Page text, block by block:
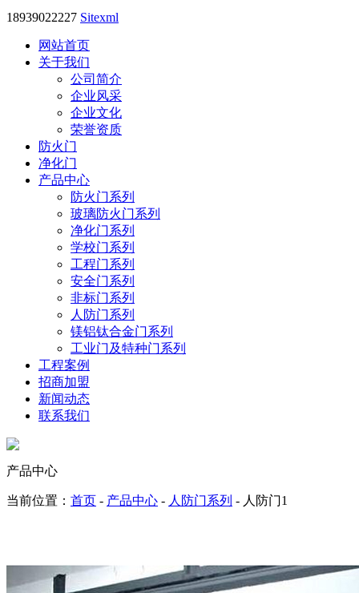
18939022227 Sitexml
网站首页
关于我们
公司简介
企业风采
企业文化
荣誉资质
防火门
净化门
产品中心
防火门系列
玻璃防火门系列
净化门系列
学校门系列
工程门系列
安全门系列
非标门系列
人防门系列
镁铝钛合金门系列
工业门及特种门系列
工程案例
招商加盟
新闻动态
联系我们
产品中心
当前位置： 首页 - 产品中心 - 人防门系列 - 人防门1